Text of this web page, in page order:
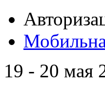
19 - 20 мая